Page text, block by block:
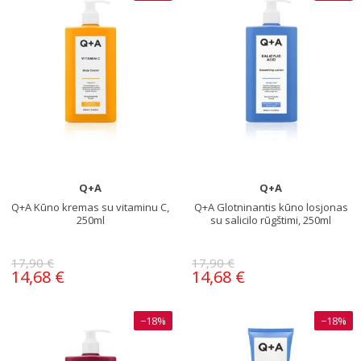
Q+A
Q+A Kūno kremas su vitaminu C,
250ml
17,90 €
14,68 €
Q+A
Q+A Glotninantis kūno losjonas
su salicilo rūgštimi, 250ml
17,90 €
14,68 €
−18% −18%